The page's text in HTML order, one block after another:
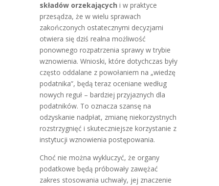
składów orzekających i w praktyce
przesądza, że w wielu sprawach
zakończonych ostatecznymi decyzjami
otwiera się dziś realna możliwość
ponownego rozpatrzenia sprawy w trybie
wznowienia. Wnioski, które dotychczas były
często oddalane z powołaniem na „wiedzę
podatnika”, będą teraz oceniane według
nowych reguł – bardziej przyjaznych dla
podatników. To oznacza szansę na
odzyskanie nadpłat, zmianę niekorzystnych
rozstrzygnięć i skuteczniejsze korzystanie z
instytucji wznowienia postępowania.
Choć nie można wykluczyć, że organy
podatkowe będą próbowały zawężać
zakres stosowania uchwały, jej znaczenie